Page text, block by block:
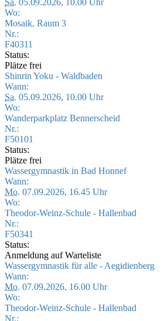
Sa. 05.09.2026, 10.00 Uhr
Wo:
Mosaik, Raum 3
Nr.:
F40311
Status:
Plätze frei
Shinrin Yoku - Waldbaden
Wann:
Sa. 05.09.2026, 10.00 Uhr
Wo:
Wanderparkplatz Bennerscheid
Nr.:
F50101
Status:
Plätze frei
Wassergymnastik in Bad Honnef
Wann:
Mo. 07.09.2026, 16.45 Uhr
Wo:
Theodor-Weinz-Schule - Hallenbad
Nr.:
F50341
Status:
Anmeldung auf Warteliste
Wassergymnastik für alle - Aegidienberg
Wann:
Mo. 07.09.2026, 16.00 Uhr
Wo:
Theodor-Weinz-Schule - Hallenbad
Nr.: